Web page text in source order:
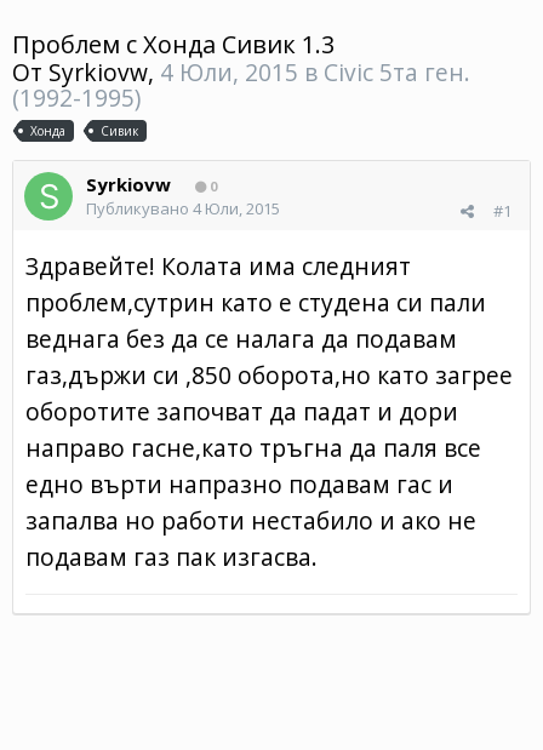
Проблем с Хонда Сивик 1.3
От Syrkiovw, 4 Юли, 2015 в Civic 5та ген.
(1992-1995)
Хонда Сивик
Syrkiovw 0
#1
Публикувано 4 Юли, 2015
Здравейте! Колата има следният
проблем,сутрин като е студена си пали
веднага без да се налага да подавам
газ,държи си ,850 оборота,но като загрее
оборотите започват да падат и дори
направо гасне,като тръгна да паля все
едно върти напразно подавам гас и
запалва но работи нестабило и ако не
подавам газ пак изгасва.